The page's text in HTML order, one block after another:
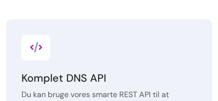
Komplet DNS API
Du kan bruge vores smarte REST API til at